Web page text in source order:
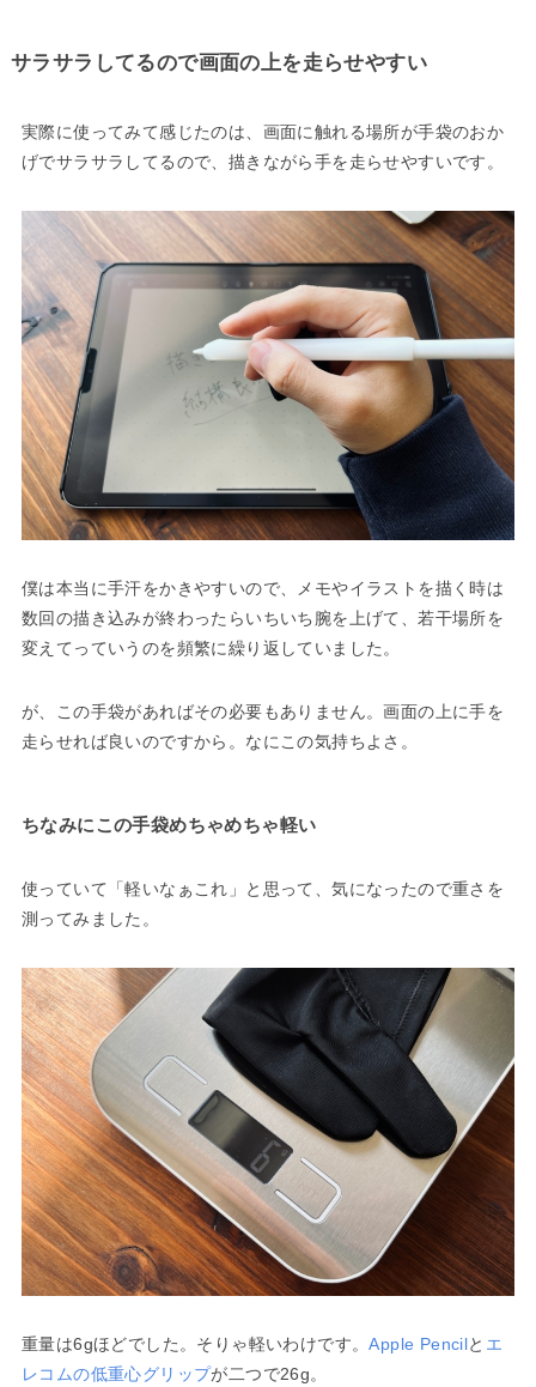
サラサラしてるので画面の上を走らせやすい
実際に使ってみて感じたのは、画面に触れる場所が手袋のおか
げでサラサラしてるので、描きながら手を走らせやすいです。
僕は本当に手汗をかきやすいので、メモやイラストを描く時は
数回の描き込みが終わったらいちいち腕を上げて、若干場所を
変えてっていうのを頻繁に繰り返していました。
が、この手袋があればその必要もありません。画面の上に手を
走らせれば良いのですから。なにこの気持ちよさ。
ちなみにこの手袋めちゃめちゃ軽い
使っていて「軽いなぁこれ」と思って、気になったので重さを
測ってみました。
重量は6gほどでした。そりゃ軽いわけです。Apple Pencilと エ
レコムの低重心グリップが二つで26g。